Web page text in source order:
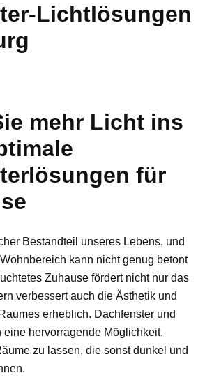
Lichtlösungen
mehr Licht ins
für
Bestandteil unseres Lebens, und
kann nicht genug betont
Zuhause fördert nicht nur das
verbessert auch die Ästhetik und
erheblich. Dachfenster und
eine hervorragende Möglichkeit,
zu lassen, die sonst dunkel und